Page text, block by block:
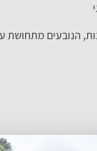
הנובעים מתחושת